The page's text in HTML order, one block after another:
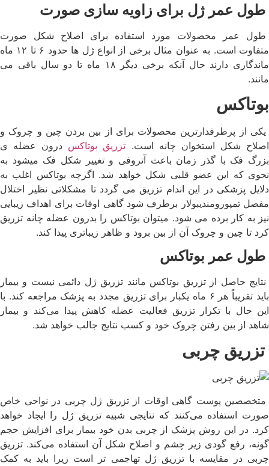
طول عمر ژل برای زاویه سازی صورت
طول عمر محصولات مورد استفاده برای اصلاح شکل صورت
متفاوت است. به عنوان مثال برخی از انواع ژل ها حدود ۶ تا ۱۲ ماه
ماندگاری دارند حال آنکه برخی دیگر ۱۸ ماه تا دو سال باقی می
مانند.
بوتاکس
یکی از پرطرفدارترین محصولات برای از بین بردن چین و چروک و
اصلاح شکل استخوان چانه است. تزریق بوتاکس درون عضله ی
بزرگ فک با گذر زمان باعث آتروفی و تغییر شکل فک میشود به
نحوی که این عضو قلبی شکل خواهد شد. اگرچه بوتاکس اغلب به
دلایل پزشکی در این اندام تزریق می گردد تا مشکلاتی نظیر اختلال
مفصل تمپورومندیبولار برطرف شود گاهی اوقات برای اهداف زیبایی
نیز به کار برده می شود. میتوان بوتاکس را بدرون عضله چانه تزریق
کرد تا چین و چروک آن از بین برود و ظاهر زیباتری پیدا کند.
طول عمر بوتاکس
نتایج حاصل از تزریق بوتاکس مانند تزریق ژل دائمی نیست و بیمار
باید تقریباً هر ۶ ماه یکبار برای تزریق مجدد به پزشک مراجعه کند. با
این حال با تکرار تزریق فعالیت عضله کاهش پیدا می‌کند و بیمار
شاهد از بین رفتن چروک خود و کسب نتایج جالب خواهد شد.
تزریق چربی
متخصصین پوست گاهی اوقات از تزریق ژل چربی در نواحی خاص
صورت استفاده می‌کنند که نتایجی شبیه تزریق ژل را ایجاد خواهد
کرد. در این روش پزشک از چربی بدن خود بیمار برای افزایش حجم
گونه، رفع گودی زیر چشم و اصلاح شکل آن استفاده می‌کند. تزریق
چربی در مقایسه با تزریق ژل تهاجمی تر است زیرا باید به کمک